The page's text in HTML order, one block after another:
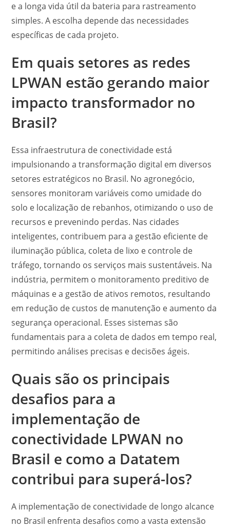
e a longa vida útil da bateria para rastreamento
simples. A escolha depende das necessidades
específicas de cada projeto.
Em quais setores as redes
LPWAN estão gerando maior
impacto transformador no
Brasil?
Essa infraestrutura de conectividade está
impulsionando a transformação digital em diversos
setores estratégicos no Brasil. No agronegócio,
sensores monitoram variáveis como umidade do
solo e localização de rebanhos, otimizando o uso de
recursos e prevenindo perdas. Nas cidades
inteligentes, contribuem para a gestão eficiente de
iluminação pública, coleta de lixo e controle de
tráfego, tornando os serviços mais sustentáveis. Na
indústria, permitem o monitoramento preditivo de
máquinas e a gestão de ativos remotos, resultando
em redução de custos de manutenção e aumento da
segurança operacional. Esses sistemas são
fundamentais para a coleta de dados em tempo real,
permitindo análises precisas e decisões ágeis.
Quais são os principais
desafios para a
implementação de
conectividade LPWAN no
Brasil e como a Datatem
contribui para superá-los?
A implementação de conectividade de longo alcance
no Brasil enfrenta desafios como a vasta extensão